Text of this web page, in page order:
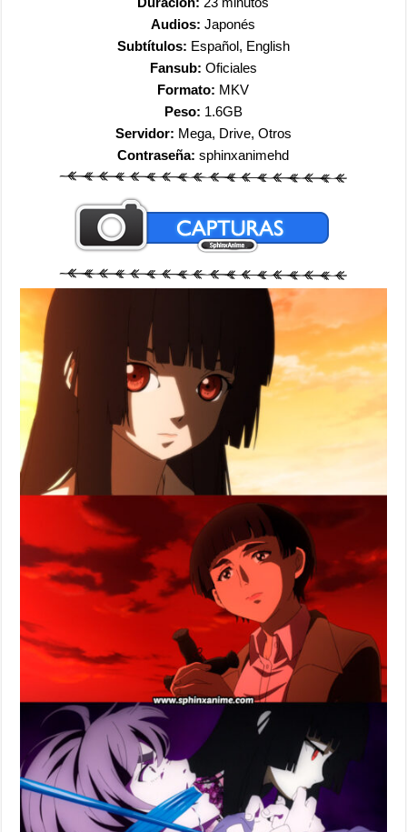
Audios: Japonés
Subtítulos: Español, English
Fansub: Oficiales
Formato: MKV
Peso: 1.6GB
Servidor: Mega, Drive, Otros
Contraseña:sphinxanimehd